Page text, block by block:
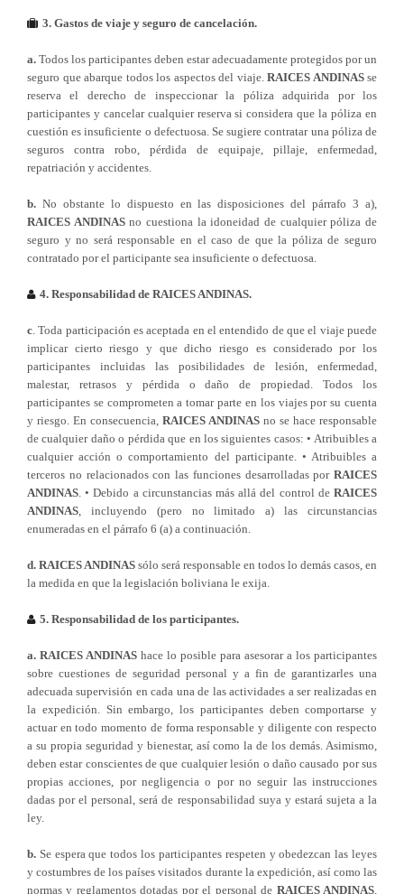
3. Gastos de viaje y seguro de cancelación.
a. Todos los participantes deben estar adecuadamente protegidos por un
seguro que abarque todos los aspectos del viaje. RAICES ANDINASse
reserva el derecho de inspeccionar la póliza adquirida por los
participantes y cancelar cualquier reserva si considera que la póliza en
cuestión es insuficiente o defectuosa. Se sugiere contratar una póliza de
seguros contra robo, pérdida de equipaje, pillaje, enfermedad,
repatriación y accidentes.
b. No obstante lo dispuesto en las disposiciones del párrafo 3 a),
RAICES ANDINASno cuestiona la idoneidad de cualquier póliza de
seguro y no será responsable en el caso de que la póliza de seguro
contratado por el participante sea insuficiente o defectuosa.
4. Responsabilidad de RAICES ANDINAS.
c. Toda participación es aceptada en el entendido de que el viaje puede
implicar cierto riesgo y que dicho riesgo es considerado por los
participantes incluidas las posibilidades de lesión, enfermedad,
malestar, retrasos y pérdida o daño de propiedad. Todos los
participantes se comprometen a tomar parte en los viajes por su cuenta
y riesgo. En consecuencia, RAICES ANDINAS no se hace responsable
de cualquier daño o pérdida que en los siguientes casos: • Atribuibles a
cualquier acción o comportamiento del participante. • Atribuibles a
terceros no relacionados con las funciones desarrolladas por RAICES
ANDINAS. • Debido a circunstancias más allá del control de RAICES
ANDINAS, incluyendo (pero no limitado a) las circunstancias
enumeradas en el párrafo 6 (a) a continuación.
d. RAICES ANDINAS sólo será responsable en todos lo demás casos, en
la medida en que la legislación boliviana le exija.
5. Responsabilidad de los participantes.
a. RAICES ANDINAS hace lo posible para asesorar a los participantes
sobre cuestiones de seguridad personal y a fin de garantizarles una
adecuada supervisión en cada una de las actividades a ser realizadas en
la expedición. Sin embargo, los participantes deben comportarse y
actuar en todo momento de forma responsable y diligente con respecto
a su propia seguridad y bienestar, así como la de los demás. Asimismo,
deben estar conscientes de que cualquier lesión o daño causado por sus
propias acciones, por negligencia o por no seguir las instrucciones
dadas por el personal, será de responsabilidad suya y estará sujeta a la
ley.
b. Se espera que todos los participantes respeten y obedezcan las leyes
y costumbres de los países visitados durante la expedición, así como las
normas y reglamentos dotadas por el personal de RAICES ANDINAS,